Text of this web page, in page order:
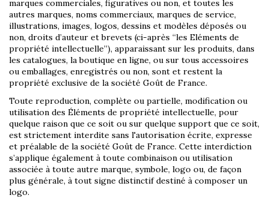
marques commerciales, figuratives ou non, et toutes les
autres marques, noms commerciaux, marques de service,
illustrations, images, logos, dessins et modèles déposés ou
non, droits d’auteur et brevets (ci-après “les Eléments de
propriété intellectuelle”), apparaissant sur les produits, dans
les catalogues, la boutique en ligne, ou sur tous accessoires
ou emballages, enregistrés ou non, sont et restent la
propriété exclusive de la société Goût de France.
Toute reproduction, complète ou partielle, modification ou
utilisation des Éléments de propriété intellectuelle, pour
quelque raison que ce soit ou sur quelque support que ce soit,
est strictement interdite sans l'autorisation écrite, expresse
et préalable de la société Goût de France. Cette interdiction
s’applique également à toute combinaison ou utilisation
associée à toute autre marque, symbole, logo ou, de façon
plus générale, à tout signe distinctif destiné à composer un
logo.